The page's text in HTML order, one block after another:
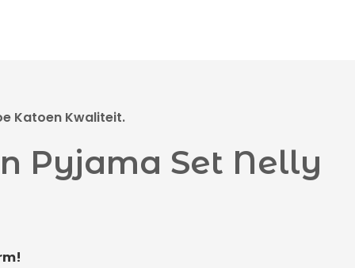
Katoen Kwaliteit.
Pyjama Set Nelly